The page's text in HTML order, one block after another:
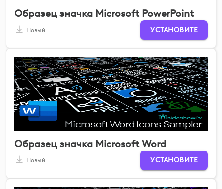
Образец значка Microsoft PowerPoint
Новый УСТАНОВИТЕ
Образец значка Microsoft Word
Новый УСТАНОВИТЕ